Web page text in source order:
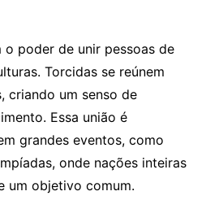
poder de unir pessoas de
Torcidas se reúnem
criando um senso de
Essa união é
grandes eventos, como
onde nações inteiras
um objetivo comum.